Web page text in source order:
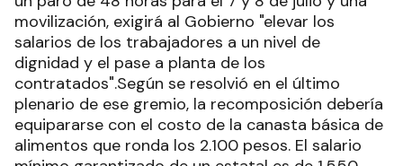
movilización, exigirá al Gobierno "elevar los
salarios de los trabajadores a un nivel de
dignidad y el pase a planta de los
contratados".Según se resolvió en el último
plenario de ese gremio, la recomposición debería
equipararse con el costo de la canasta básica de
alimentos que ronda los 2.100 pesos. El salario